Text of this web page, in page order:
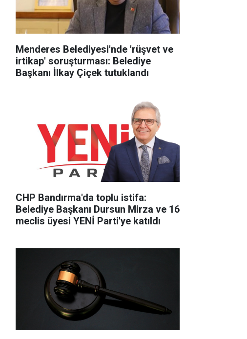
Menderes Belediyesi'nde 'rüşvet ve
irtikap' soruşturması: Belediye
Başkanı İlkay Çiçek tutuklandı
CHP Bandırma'da toplu istifa:
Belediye Başkanı Dursun Mirza ve 16
meclis üyesi YENİ Parti'ye katıldı